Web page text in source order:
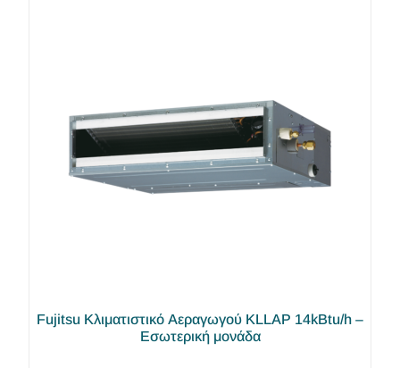
Fujitsu Κλιματιστικό Αεραγωγού KLLAP 14kBtu/h –
Εσωτερική μονάδα